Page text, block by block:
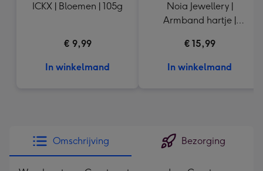
ICKX | Bloemen | 105g
€ 9,99
In winkelmand
Noia Jewellery |
Armband hartje |
€ 15,99
In winkelmand
Omschrijving Bezorging